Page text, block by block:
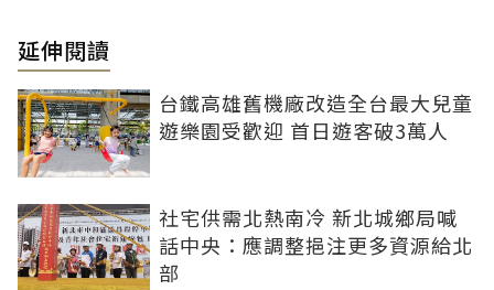
延伸閱讀
台鐵高雄舊機廠改造全台最大兒童
遊樂園受歡迎 首日遊客破3萬人
社宅供需北熱南冷 新北城鄉局喊
話中央：應調整挹注更多資源給北
部